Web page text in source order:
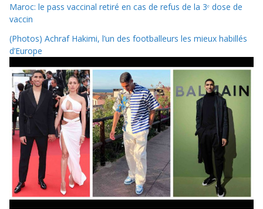
Maroc: le pass vaccinal retiré en cas de refus de la 3ᵉ dose de
vaccin
(Photos) Achraf Hakimi, l’un des footballeurs les mieux habillés
d’Europe